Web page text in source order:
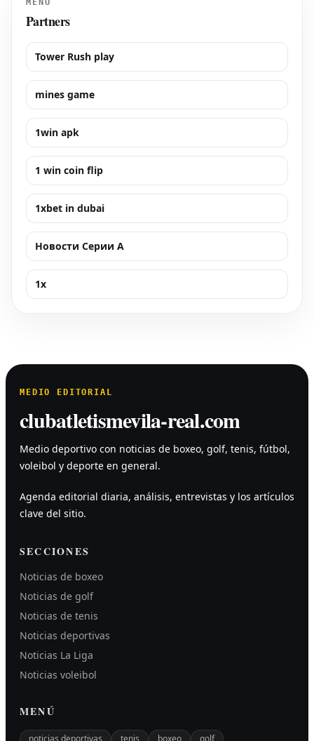
MENÚ
Partners
Tower Rush play
mines game
1win apk
1 win coin flip
1xbet in dubai
Новости Серии А
1x
MEDIO EDITORIAL
clubatletismevila-real.com
Medio deportivo con noticias de boxeo, golf, tenis, fútbol,
voleibol y deporte en general.
Agenda editorial diaria, análisis, entrevistas y los artículos
clave del sitio.
SECCIONES
Noticias de boxeo
Noticias de golf
Noticias de tenis
Noticias deportivas
Noticias La Liga
Noticias voleibol
MENÚ